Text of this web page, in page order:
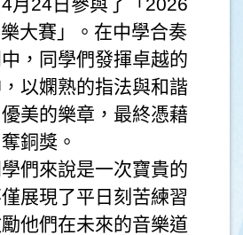
大賽」。在中學合奏
中，同學們發揮卓越的
以嫻熟的指法與和諧
美的樂章，最終憑藉
銅獎。
們來說是一次寶貴的
展現了平日刻苦練習
他們在未來的音樂道